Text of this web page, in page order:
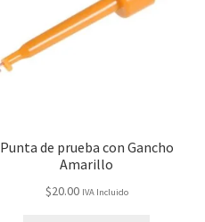
Punta de prueba con Gancho
Amarillo
$20.00 IVA Incluido